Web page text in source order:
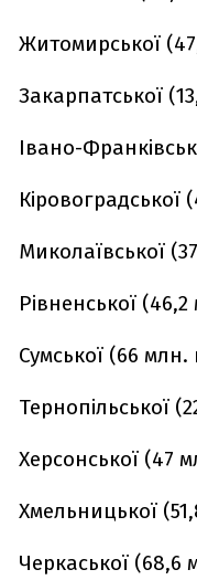
Житомирської
Закарпатської
Івано-
Кіровоградської
Миколаївської
Рівненської
Сумської (66 млн.
Тернопільської
Херсонської (47
Хмельницької
Черкаської (68,6